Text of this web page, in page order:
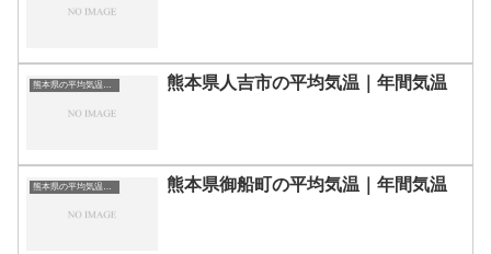
熊本県の平均気温まとめ 熊本県人吉市の平均気温｜年間気温
熊本県の平均気温まとめ 熊本県御船町の平均気温｜年間気温